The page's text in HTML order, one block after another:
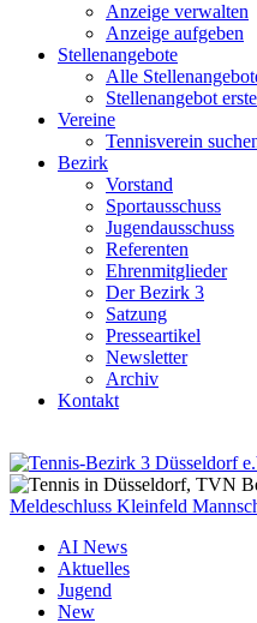
Anzeige verwalten
Anzeige aufgeben
Stellenangebote
Alle
Stellenangebot
Vereine
Tennisverein
Bezirk
Vorstand
Sportausschuss
Jugendausschuss
Referenten
Ehrenmitglieder
Der Bezirk 3
Satzung
Presseartikel
Newsletter
Archiv
Kontakt
Meldeschluss Kleinfeld
AI News
Aktuelles
Jugend
New